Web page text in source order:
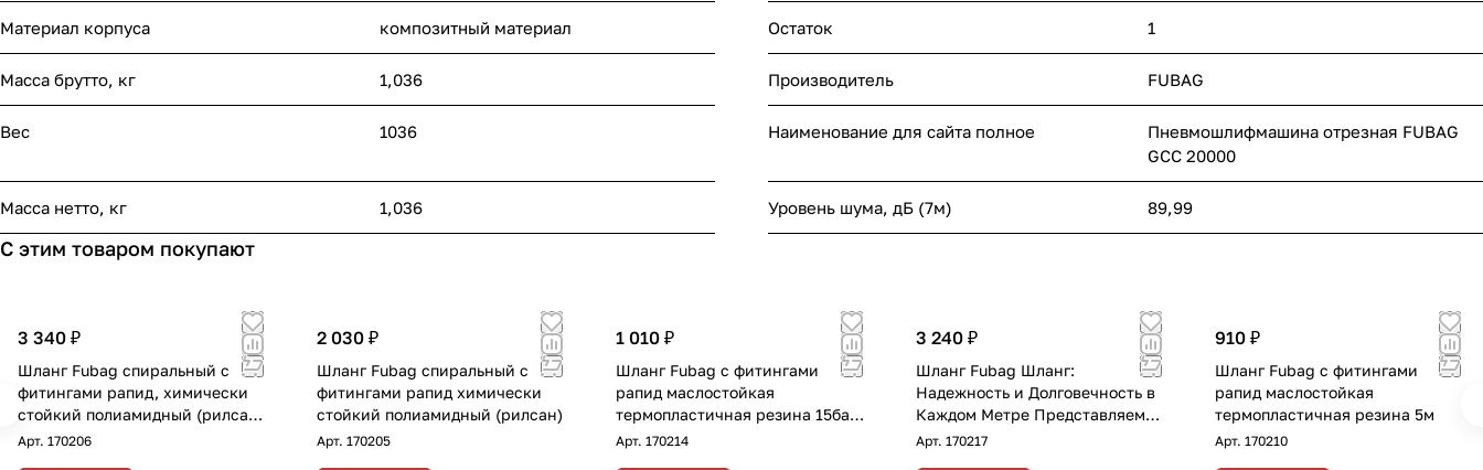
Материал корпуса композитный материал Остаток 1
Масса брутто, кг 1,036 Производитель FUBAG
Вес 1036 Наименование для сайта полное
Пневмошлифмашина отрезная FUBAG
GСC 20000
Масса нетто, кг 1,036 Уровень шума, дБ (7м) 89,99
С этим товаром покупают
3 340 ₽
Шланг Fubag спиральный с
фитингами рапид, химически
стойкий полиамидный (рилсан),
15бар, 8x12мм, 15м
Арт. 170206
2 030 ₽
Шланг Fubag спиральный с
фитингами рапид химически
стойкий полиамидный (рилсан)
Арт.170205
1 010 ₽
Шланг Fubag с фитингами
рапид маслостойкая
термопластичная резина 15бар
8x13мм 5м
Арт.170214
3 240 ₽
Шланг Fubag Шланг:
Надежность и Долговечность в
Каждом Метре Представляем
маслостойкий
Арт. 170217
910 ₽
Шланг Fubag с фитингами
рапид маслостойкая
термопластичная резина 5м
Арт. 170210